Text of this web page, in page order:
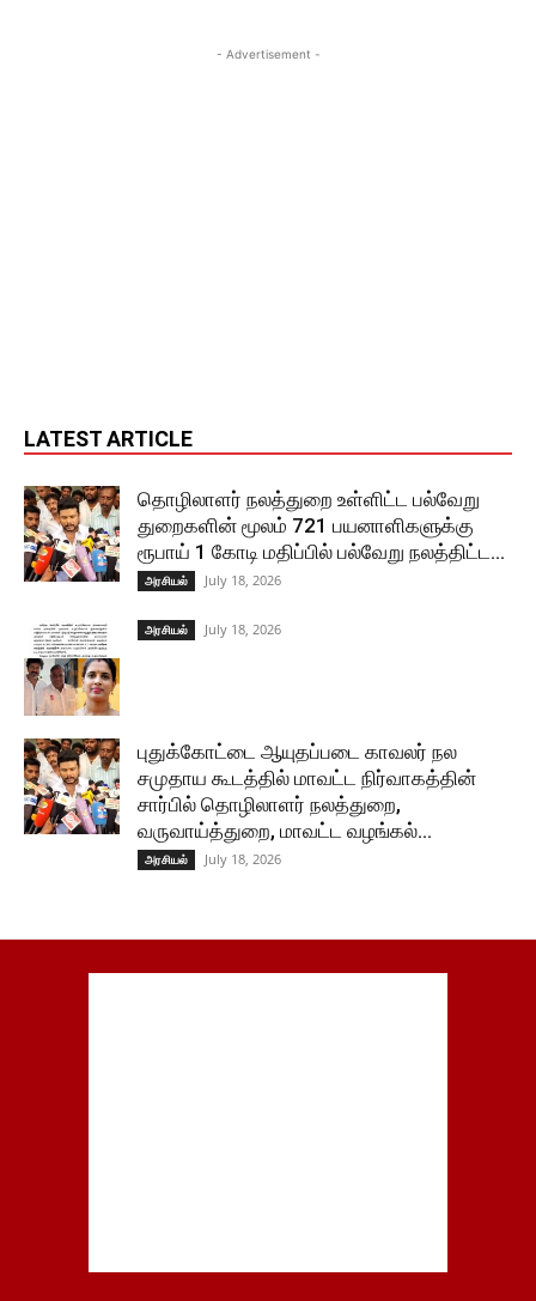
- Advertisement -
LATEST ARTICLE
தொழிலாளர் நலத்துறை உள்ளிட்ட பல்வேறு
துறைகளின் மூலம் 721 பயனாளிகளுக்கு
ரூபாய் 1 கோடி மதிப்பில் பல்வேறு நலத்திட்ட...
அரசியல் July 18, 2026
அரசியல் July 18, 2026
புதுக்கோட்டை ஆயுதப்படை காவலர் நல
சமுதாய கூடத்தில் மாவட்ட நிர்வாகத்தின்
சார்பில் தொழிலாளர் நலத்துறை,
வருவாய்த்துறை, மாவட்ட வழங்கல்...
அரசியல் July 18, 2026